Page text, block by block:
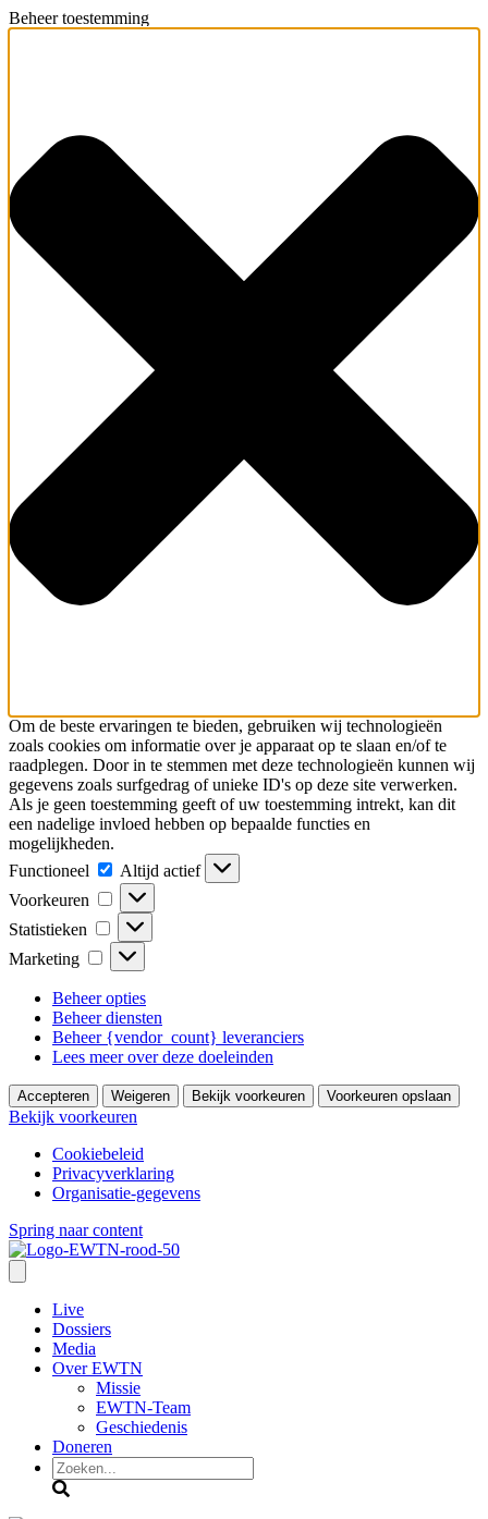
Beheer toestemming
Om de beste ervaringen te bieden, gebruiken wij technologieën
zoals cookies om informatie over je apparaat op te slaan en/of te
raadplegen. Door in te stemmen met deze technologieën kunnen wij
gegevens zoals surfgedrag of unieke ID's op deze site verwerken.
Als je geen toestemming geeft of uw toestemming intrekt, kan dit
een nadelige invloed hebben op bepaalde functies en
mogelijkheden.
Functioneel
Functioneel
Altijd actief
Voorkeuren
Voorkeuren
Statistieken Statistieken
Marketing Marketing
Beheer opties
Beheer diensten
Beheer {vendor_count} leveranciers
Lees meer over deze doeleinden
Accepteren Weigeren Bekijk voorkeuren Voorkeuren opslaan
Bekijk voorkeuren
Cookiebeleid
Privacyverklaring
Organisatie-gegevens
Spring naar content
Live
Dossiers
Media
Over EWTN
Missie
EWTN-Team
Geschiedenis
Doneren